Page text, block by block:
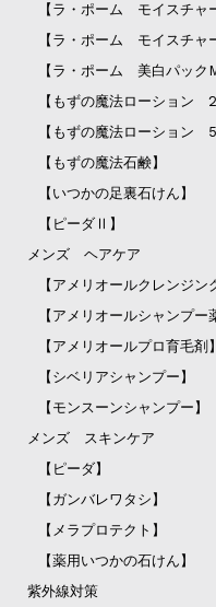
【ラ・ポーム モイスチャ
【ラ・ポーム モイスチャ
【ラ・ポーム 美白パックM
【もずの魔法ローション
【もずの魔法ローション
【もずの魔法石鹸】
【いつかの足裏石けん】
【ピーダⅡ】
メンズ ヘアケア
【アメリオールクレンジン
【アメリオールシャンプ
【アメリオールプロ育毛剤】
【シベリアシャンプー】
【モンスーンシャンプー】
メンズ スキンケア
【ピーダ】
【ガンバレワタシ】
【メラプロテクト】
【薬用いつかの石けん】
紫外線対策